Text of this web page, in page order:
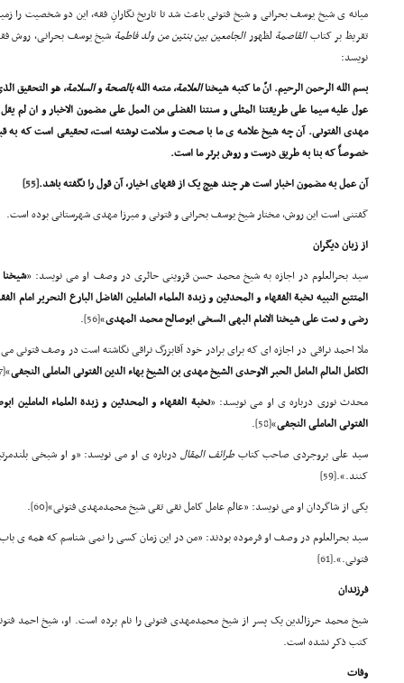
میانه ی شیخ یوسف بحرانی و شیخ فتونی باعث شد تا تاریخ نگارانِ فقه، این دو شخصیت را
تقریظ بر کتابالقاصمةلظهورالجامعین بین بنتین من ولدفاطمة شیخ یوسف بحرانی، روش
نویسد:
بسم الله الرحمن الرحیم. انّ ما کتبه شیخناالعلامة،متعه اللهبالصحة والسلامة،هو التحقیق
عول علیه سیما علی طریقتنا المثلی و سنتنا الفضلی من العمل علی مضمون الاخبار و ان لم
مهدی الفتونی. آن چه شیخ علامه ی ما با صحت و سلامت نوشته است، تحقیقی است که به
خصوصاً که بنا به طریق درست و روش برتر ما است.
آن عمل به مضمون اخبار است هر چند هیچ یک از فقهای اخیار، آن قول را نگفته باشد.[55]
گفتنی است این روش، مختار شیخ یوسف بحرانی و فتونی و میرزا مهدی شهرستانی بوده است.
از زبان دیگران
سید بحرالعلوم در اجازه به شیخ محمد حسن قزوینی حائری در وصف او می نویسد: «شیخنا
المتتبع النبیه نخبة الفقهاء و المحدثین و زبدة العلماء العاملین الفاضل البارع النحریر
رضی و نعت علی شیخنا الامام البهی السخی ابوصالح محمد المهدی»
[56]
.
ملا احمد نراقی در اجازه ای که برای برادر خود آقابزرگ نراقی نگاشته است در وصف فتونی
الکامل العالم العامل الحبر الاوحدی الشیخ مهدی بن الشیخ بهاء الدین الفتونی العاملی النجفی»
[57]
محدث نوری درباره ی او می نویسد: «نخبة الفقهاء و المحدثین و زبدة العلماء
الفتونی العاملی النجفی»
[58]
.
سید علی بروجردی صاحب کتابطرائف المقال درباره ی او می نویسد: «و او شیخی
کنند.».[59]
یکی از شاگردان او می نویسد: «عالم عامل کامل نقی تقی شیخ محمدمهدی فتونی»[60]
.
سید بحرالعلوم در وصف او فرموده بودند: «من در این زمان کسی را نمی شناسم که همه ی
فتونی.».[61]
فرزندان
شیخ محمد حرزالدین یک پسر از شیخ محمدمهدی فتونی را نام برده است. او، شیخ احمد
کتب ذکر نشده است.
وفات